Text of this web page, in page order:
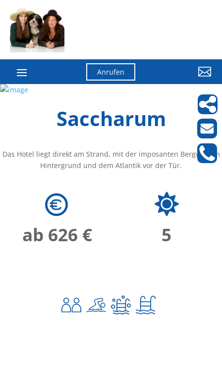
Anrufen 
Saccharum
Das Hotel liegt direkt am Strand, mit der imposanten Bergwelt im
Hintergrund und dem Atlantik vor der Tür.
ab 626 € 5